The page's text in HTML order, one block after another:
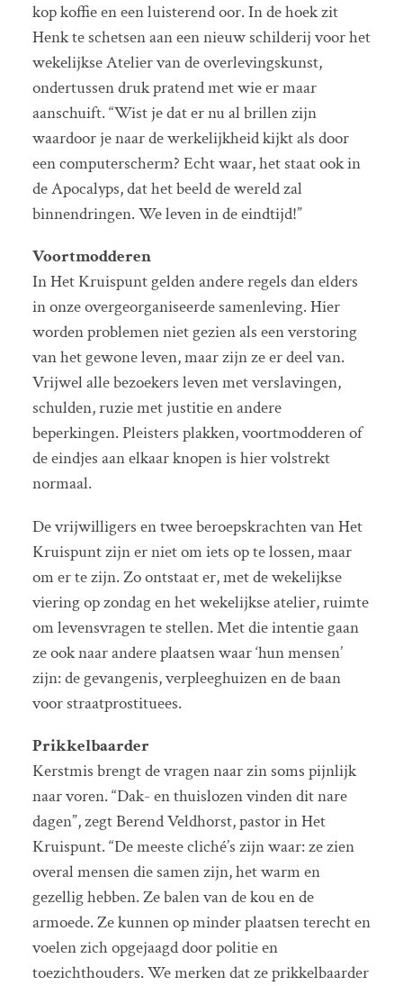
kop koffie en een luisterend oor. In de hoek zit
Henk te schetsen aan een nieuw schilderij voor het
wekelijkse Atelier van de overlevingskunst,
ondertussen druk pratend met wie er maar
aanschuift. “Wist je dat er nu al brillen zijn
waardoor je naar de werkelijkheid kijkt als door
een computerscherm? Echt waar, het staat ook in
de Apocalyps, dat het beeld de wereld zal
binnendringen. We leven in de eindtijd!”
Voortmodderen
In Het Kruispunt gelden andere regels dan elders
in onze overgeorganiseerde samenleving. Hier
worden problemen niet gezien als een verstoring
van het gewone leven, maar zijn ze er deel van.
Vrijwel alle bezoekers leven met verslavingen,
schulden, ruzie met justitie en andere
beperkingen. Pleisters plakken, voortmodderen of
de eindjes aan elkaar knopen is hier volstrekt
normaal.
De vrijwilligers en twee beroepskrachten van Het
Kruispunt zijn er niet om iets op te lossen, maar
om er te zijn. Zo ontstaat er, met de wekelijkse
viering op zondag en het wekelijkse atelier, ruimte
om levensvragen te stellen. Met die intentie gaan
ze ook naar andere plaatsen waar ‘hun mensen’
zijn: de gevangenis, verpleeghuizen en de baan
voor straatprostituees.
Prikkelbaarder
Kerstmis brengt de vragen naar zin soms pijnlijk
naar voren. “Dak- en thuislozen vinden dit nare
dagen”, zegt Berend Veldhorst, pastor in Het
Kruispunt. “De meeste cliché’s zijn waar: ze zien
overal mensen die samen zijn, het warm en
gezellig hebben. Ze balen van de kou en de
armoede. Ze kunnen op minder plaatsen terecht en
voelen zich opgejaagd door politie en
toezichthouders. We merken dat ze prikkelbaarder